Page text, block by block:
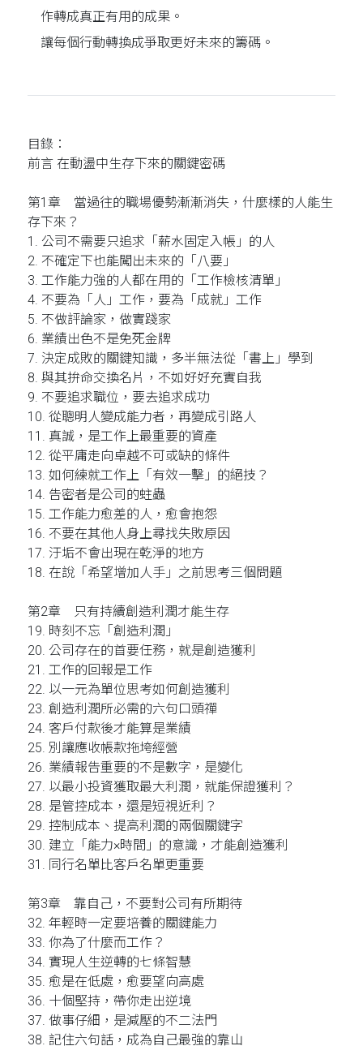
作轉成真正有用的成果。
讓每個行動轉換成爭取更好未來的籌碼。
目錄：
前言 在動盪中生存下來的關鍵密碼
第1章 當過往的職場優勢漸漸消失，什麼樣的人能生
存下來？
1. 公司不需要只追求「薪水固定入帳」的人
2. 不確定下也能闖出未來的「八要」
3. 工作能力強的人都在用的「工作檢核清單」
4. 不要為「人」工作，要為「成就」工作
5. 不做評論家，做實踐家
6. 業績出色不是免死金牌
7. 決定成敗的關鍵知識，多半無法從「書上」學到
8. 與其拚命交換名片，不如好好充實自我
9. 不要追求職位，要去追求成功
10. 從聰明人變成能力者，再變成引路人
11. 真誠，是工作上最重要的資產
12. 從平庸走向卓越不可或缺的條件
13. 如何練就工作上「有效一擊」的絕技？
14. 告密者是公司的蛀蟲
15. 工作能力愈差的人，愈會抱怨
16. 不要在其他人身上尋找失敗原因
17. 汙垢不會出現在乾淨的地方
18. 在說「希望增加人手」之前思考三個問題
第2章 只有持續創造利潤才能生存
19. 時刻不忘「創造利潤」
20. 公司存在的首要任務，就是創造獲利
21. 工作的回報是工作
22. 以一元為單位思考如何創造獲利
23. 創造利潤所必需的六句口頭禪
24. 客戶付款後才能算是業績
25. 別讓應收帳款拖垮經營
26. 業績報告重要的不是數字，是變化
27. 以最小投資獲取最大利潤，就能保證獲利？
28. 是管控成本，還是短視近利？
29. 控制成本、提高利潤的兩個關鍵字
30. 建立「能力×時間」的意識，才能創造獲利
31. 同行名單比客戶名單更重要
第3章 靠自己，不要對公司有所期待
32. 年輕時一定要培養的關鍵能力
33. 你為了什麼而工作？
34. 實現人生逆轉的七條智慧
35. 愈是在低處，愈要望向高處
36. 十個堅持，帶你走出逆境
37. 做事仔細，是減壓的不二法門
38. 記住六句話，成為自己最強的靠山